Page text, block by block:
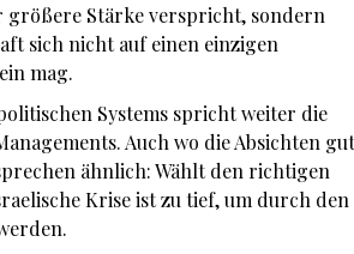
größere Stärke verspricht, sondern
sich nicht auf einen einzigen
mag.
Systems spricht weiter die
Auch wo die Absichten gut
ähnlich: Wählt den richtigen
Krise ist zu tief, um durch den